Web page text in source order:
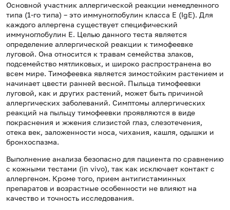
Основной участник аллергической реакции немедленного
типа (1-го типа) – это иммуноглобулин класса Е (IgE). Для
каждого аллергена существует специфический
иммуноглобулин Е. Целью данного теста является
определение аллергической реакции к тимофеевке
луговой. Она относится к травам семейства злаков,
подсемейство мятликовых, и широко распространена во
всем мире. Тимофеевка является зимостойким растением и
начинает цвести ранней весной. Пыльца тимофеевки
луговой, как и других растений, может быть причиной
аллергических заболеваний. Симптомы аллергических
реакций на пыльцу тимофеевки проявляются в виде
покраснения и жжения слизистой глаз, слезотечения,
отека век, заложенности носа, чихания, кашля, одышки и
бронхоспазма.
Выполнение анализа безопасно для пациента по сравнению
с кожными тестами (in vivo), так как исключает контакт с
аллергеном. Кроме того, прием антигистаминных
препаратов и возрастные особенности не влияют на
качество и точность исследования.